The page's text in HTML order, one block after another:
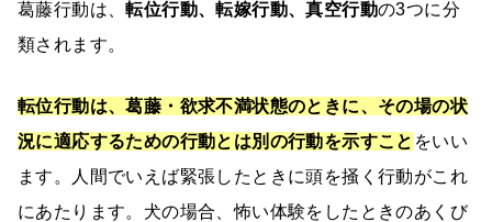
葛藤行動は、転位行動、転嫁行動、真空行動の3つに分
類されます。
転位行動は、葛藤・欲求不満状態のときに、その場の状
況に適応するための行動とは別の行動を示すこと をいい
ます。人間でいえば緊張したときに頭を掻く行動がこれ
にあたります。犬の場合、怖い体験をしたときのあくび